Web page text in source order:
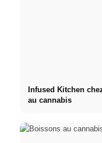
Infused Kitchen
au cannabis